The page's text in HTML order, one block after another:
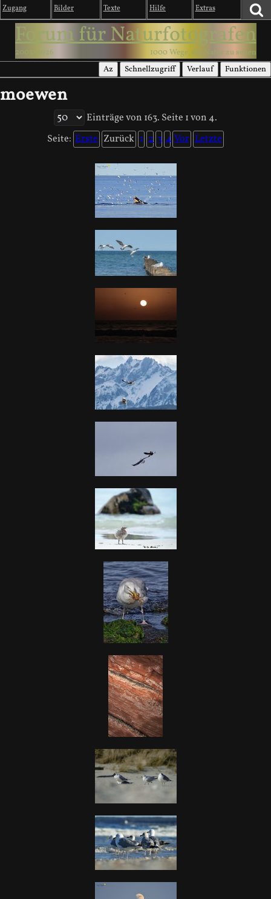
Zugang Bilder Texte Hilfe Extras
Forum für Naturfotografen
2003-2026 1000 Wege, die Natur zu sehen
Az Schnellzugriff Verlauf Funktionen
moewen
Einträge von 163. Seite 1 von 4.
Seite: Erste Zurück 1 2 3 4Vor Letzte